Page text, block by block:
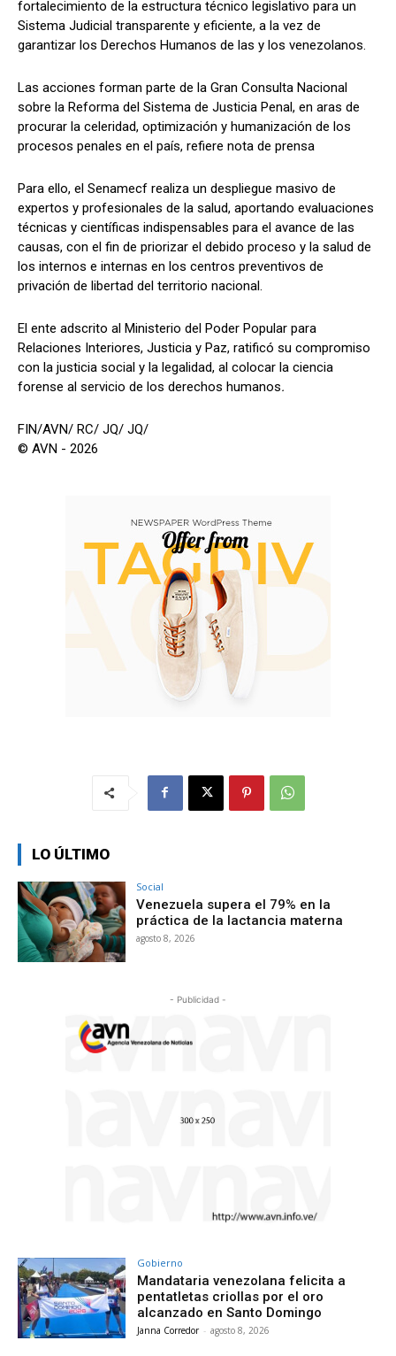
fortalecimiento de la estructura técnico legislativo para un
Sistema Judicial transparente y eficiente, a la vez de
garantizar los Derechos Humanos de las y los venezolanos.
Las acciones forman parte de la Gran Consulta Nacional
sobre la Reforma del Sistema de Justicia Penal, en aras de
procurar la celeridad, optimización y humanización de los
procesos penales en el país, refiere nota de prensa
Para ello, el Senamecf realiza un despliegue masivo de
expertos y profesionales de la salud, aportando evaluaciones
técnicas y científicas indispensables para el avance de las
causas, con el fin de priorizar el debido proceso y la salud de
los internos e internas en los centros preventivos de
privación de libertad del territorio nacional.
El ente adscrito al Ministerio del Poder Popular para
Relaciones Interiores, Justicia y Paz, ratificó su compromiso
con la justicia social y la legalidad, al colocar la ciencia
forense al servicio de los derechos humanos.
FIN/AVN/ RC/ JQ/ JQ/
© AVN - 2026
LO ÚLTIMO
Social
Venezuela supera el 79% en la
práctica de la lactancia materna
agosto 8, 2026
- Publicidad -
Gobierno
Mandataria venezolana felicita a
pentatletas criollas por el oro
alcanzado en Santo Domingo
Janna Corredor - agosto 8, 2026